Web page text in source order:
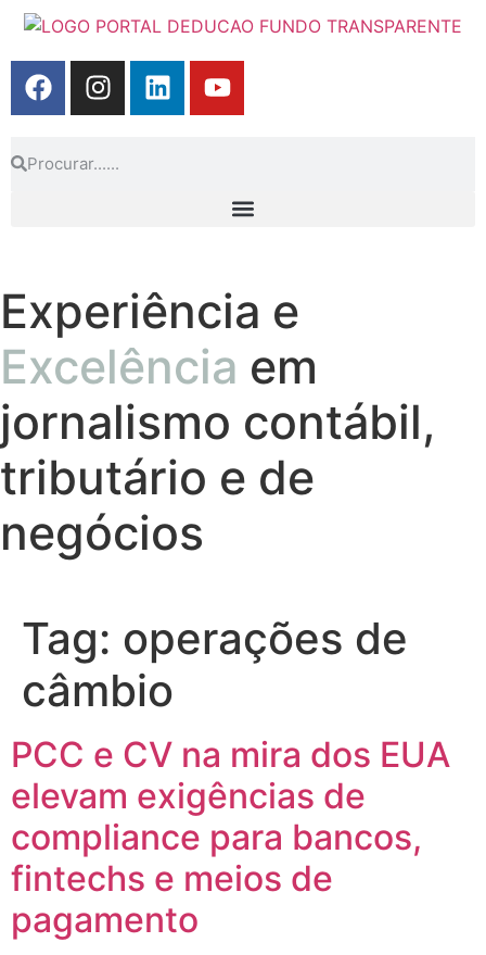
Experiência e
Excelência em
jornalismo contábil,
tributário e de
negócios
Tag: operações de
câmbio
PCC e CV na mira dos EUA
elevam exigências de
compliance para bancos,
fintechs e meios de
pagamento